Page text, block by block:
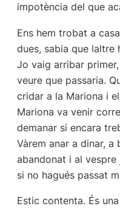
impotència del que
Ens hem trobat a
dues, sabia que laltre
Jo vaig arribar
veure que passaria.
cridar a la Mariona i
Mariona va venir
demanar si encara
Vàrem anar a dinar,
abandonat i al
si no hagués passat
Estic contenta. És